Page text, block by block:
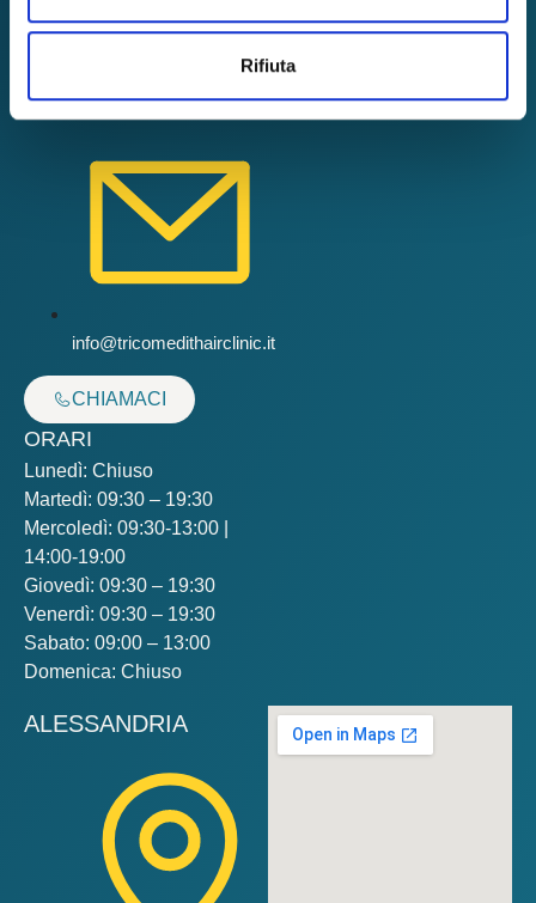
Rifiuta
info@tricomedithairclinic.it
CHIAMACI
ORARI
Lunedì: Chiuso
Martedì: 09:30 – 19:30
Mercoledì: 09:30-13:00 |
14:00-19:00
Giovedì: 09:30 – 19:30
Venerdì: 09:30 – 19:30
Sabato: 09:00 – 13:00
Domenica: Chiuso
ALESSANDRIA